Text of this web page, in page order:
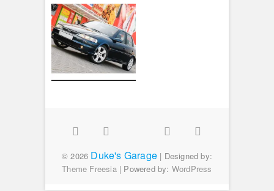
Facebook
Google
Plus
Instagram
© 2026 Duke's Garage | Designed by:
Theme Freesia| Powered by: WordPress